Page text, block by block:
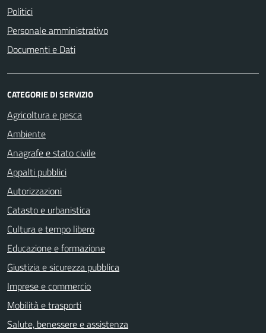
Politici
Personale amministrativo
Documenti e Dati
CATEGORIE DI SERVIZIO
Agricoltura e pesca
Ambiente
Anagrafe e stato civile
Appalti pubblici
Autorizzazioni
Catasto e urbanistica
Cultura e tempo libero
Educazione e formazione
Giustizia e sicurezza pubblica
Imprese e commercio
Mobilità e trasporti
Salute, benessere e assistenza